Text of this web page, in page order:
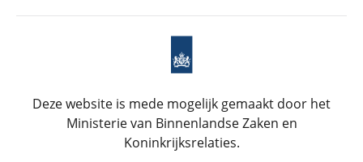
Deze website is mede mogelijk gemaakt door het
Ministerie van Binnenlandse Zaken en
Koninkrijksrelaties.